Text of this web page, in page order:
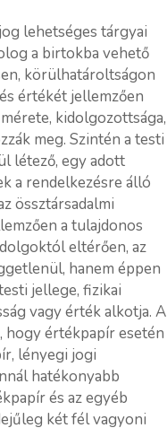
lehetséges tárgyai
a birtokba vehető
körülhatároltságon
értékét jellemzően
kidolgozottsága,
meg. Szintén a testi
létező, egy adott
a rendelkezésre álló
össztársadalmi
a tulajdonos
eltérően, az
hanem éppen
jellege, fizikai
vagy érték alkotja. A
hogy értékpapír esetén
lényegi jogi
hatékonyabb
és az egyéb
két fél vagyoni